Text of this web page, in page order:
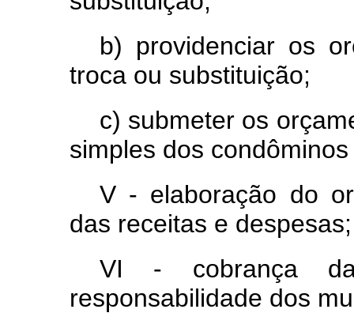
b) providenciar os
troca ou substituição;
c) submeter os
simples dos
V - elaboração do
das receitas e despesas;
VI - cobrança
responsabilidade dos